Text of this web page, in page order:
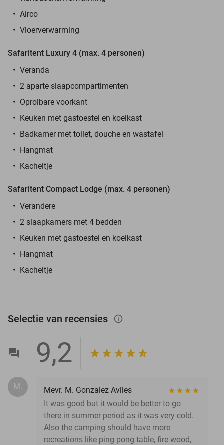
Airco
Vloerverwarming
Safaritent Luxury 4 (max. 4 personen)
Veranda
2 aparte slaapcompartimenten
Oprolbare voorkant
Keuken met gastoestel en koelkast
Badkamer met toilet, douche en wastafel
Hangmat
Kacheltje
Safaritent Compact Lodge (max. 4 personen)
Verandere
2 slaapkamers met 4 bedden
Keuken met gastoestel en koelkast
Hangmat
Kacheltje
Selectie van recensies info_outlined
9,2
M.
Mevr. M. Gonzalez Aviles
It was good but it would be better to go
there in summer period as it was very cold.
Also the camping should have more
recreations like ping pong table, fire wood,